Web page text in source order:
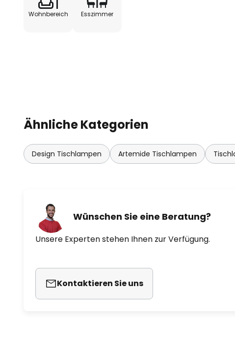
Wohnbereich Esszimmer
Ähnliche Kategorien
Design Tischlampen Artemide Tischlampen
Wünschen Sie eine Beratung?
Unsere Experten stehen Ihnen zur Verfügung.
Kontaktieren Sie uns